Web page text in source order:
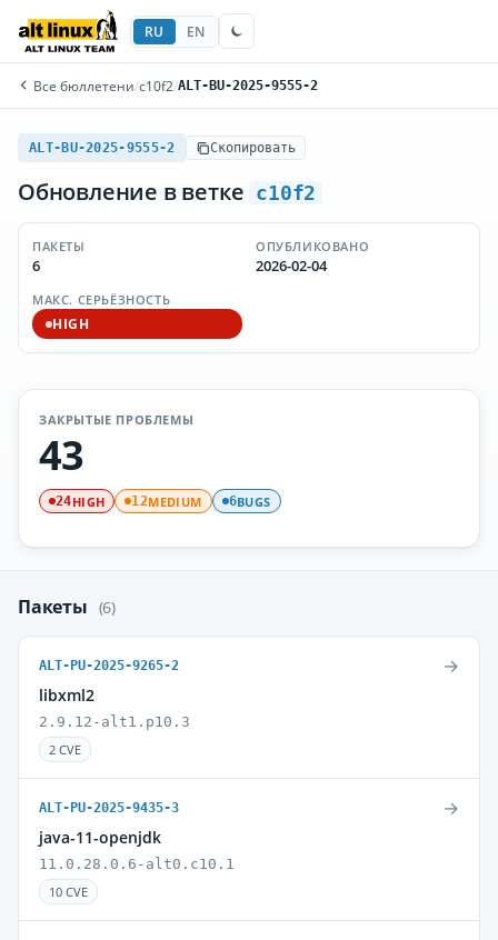
RU EN
Все бюллетени/c10f2/ALT-BU-2025-9555-2
ALT-BU-2025-9555-2 Скопировать
Обновление в ветке c10f2
ПАКЕТЫ
6
ОПУБЛИКОВАНО
2026-02-04
МАКС. СЕРЬЁЗНОСТЬ
HIGH
ЗАКРЫТЫЕ ПРОБЛЕМЫ
43
24HIGH 12MEDIUM 6BUGS
Пакеты (6)
ALT-PU-2025-9265-2
libxml2
2.9.12-alt1.p10.3
2 CVE
→
ALT-PU-2025-9435-3
java-11-openjdk
11.0.28.0.6-alt0.c10.1
10 CVE
→